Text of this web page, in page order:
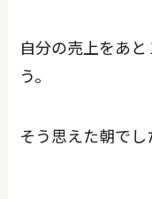
自分の売上をあ
う。
そう思えた朝でし